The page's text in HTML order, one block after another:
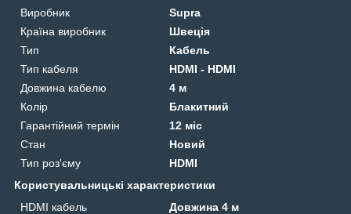
Виробник
Supra
Країна виробник
Швеція
Тип
Кабель
Тип кабеля
HDMI - HDMI
Довжина кабелю
4 м
Колір
Блакитний
Гарантійний термін
12 міс
Стан
Новий
Тип роз'єму
HDMI
Користувальницькі характеристики
HDMI кабель
Довжина 4 м